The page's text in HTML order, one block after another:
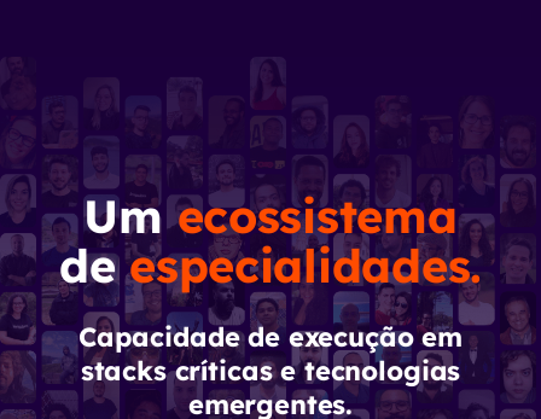
Umecossistema
deespecialidades.
Capacidade de execução em
stacks críticas e tecnologias
emergentes.